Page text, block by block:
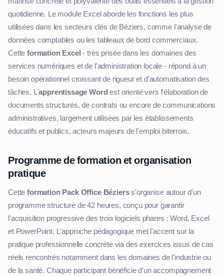
quotidienne. Le module Excel aborde les fonctions les plus
utilisées dans les secteurs clés de Béziers, comme l'analyse de
données comptables ou les tableaux de bord commerciaux.
Cetteformation Excel - très prisée dans les domaines des
services numériques et de l'administration locale - répond à un
besoin opérationnel croissant de rigueur et d'automatisation des
tâches. L'apprentissage Word est orienté vers l'élaboration de
documents structurés, de contrats ou encore de communications
administratives, largement utilisées par les établissements
éducatifs et publics, acteurs majeurs de l'emploi biterrois.
Programme de formation et organisation
pratique
Cetteformation Pack Office Bézierss'organise autour d'un
programme structuré de 42 heures, conçu pour garantir
l'acquisition progressive des trois logiciels phares : Word, Excel
et PowerPoint. L'approche pédagogique met l'accent sur la
pratique professionnelle concrète via des exercices issus de cas
réels rencontrés notamment dans les domaines de l'industrie ou
de la santé. Chaque participant bénéficie d'un accompagnement